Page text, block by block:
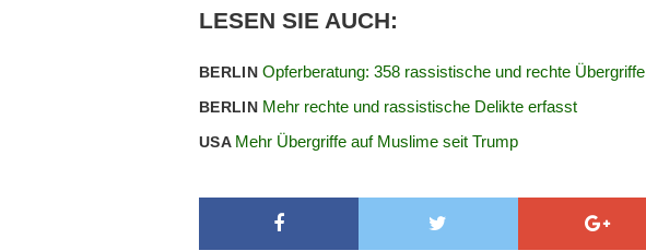
LESEN SIE AUCH:
BERLINOpferberatung: 358 rassistische und rechte Übergriffe
BERLIN Mehr rechte und rassistische Delikte erfasst
USA Mehr Übergriffe auf Muslime seit Trump